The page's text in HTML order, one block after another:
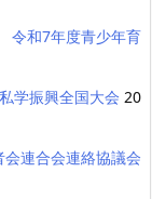
令和7年度青少年育
学振興全国大会 20
連合会連絡協議会